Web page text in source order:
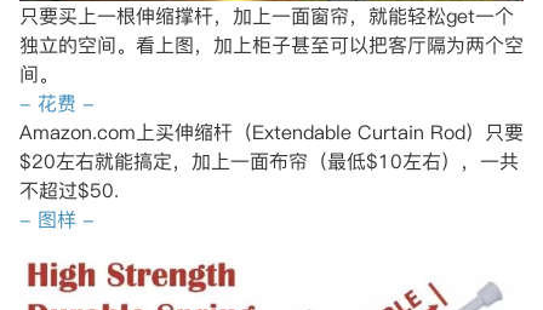
只要买上一根伸缩撑杆，加上一面窗帘，就能轻松get一个
独立的空间。看上图，加上柜子甚至可以把客厅隔为两个空
间。
- 花费 -
Amazon.com上买伸缩杆（Extendable Curtain Rod）只要
$20左右就能搞定，加上一面布帘（最低$10左右），一共
不超过$50.
- 图样 -